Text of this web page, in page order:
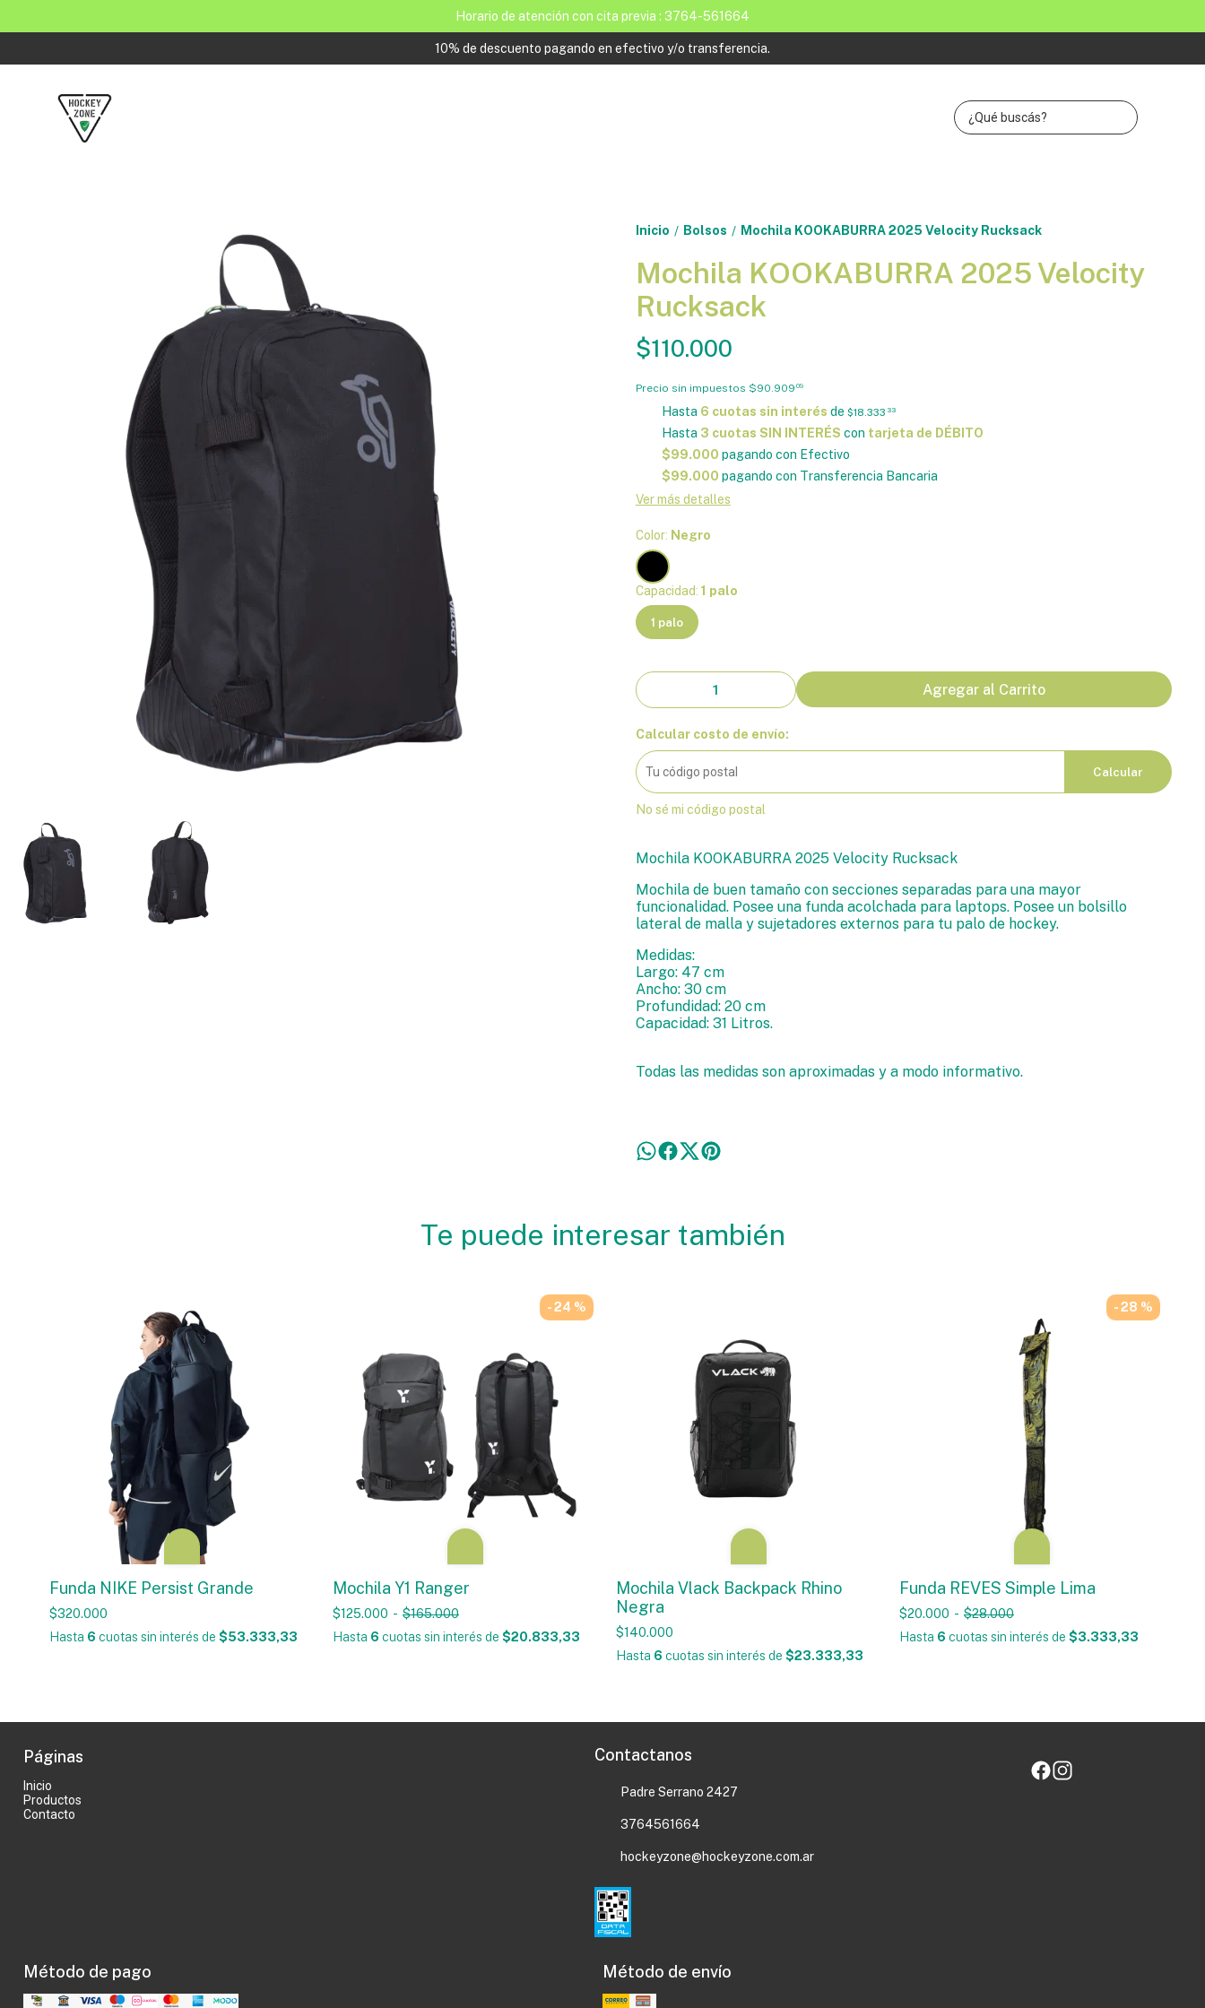
Horario de atención con cita previa : 3764-561664
10% de descuento pagando en efectivo y/o transferencia.
Inicio / Bolsos / Mochila KOOKABURRA 2025 Velocity Rucksack
Mochila KOOKABURRA 2025 Velocity
Rucksack
$110.000
Precio sin impuestos $90.909 09
Hasta 6 cuotas sin interés de $18.333 33
Hasta 3 cuotas SIN INTERÉS con tarjeta de DÉBITO
$99.000 pagando con Efectivo
$99.000 pagando con Transferencia Bancaria
Ver más detalles
Color: Negro
Capacidad: 1 palo
1 palo
Agregar al Carrito
Calcular costo de envío:
Calcular
No sé mi código postal
Mochila KOOKABURRA 2025 Velocity Rucksack
Mochila de buen tamaño con secciones separadas para una mayor
funcionalidad. Posee una funda acolchada para laptops. Posee un bolsillo
lateral de malla y sujetadores externos para tu palo de hockey.
Medidas:
Largo: 47 cm
Ancho: 30 cm
Profundidad: 20 cm
Capacidad: 31 Litros.
Todas las medidas son aproximadas y a modo informativo.
Te puede interesar también
Funda NIKE Persist Grande
$320.000
Hasta 6 cuotas sin interés de $53.333,33
- 24 %
Mochila Y1 Ranger
$125.000 - $165.000
Hasta 6 cuotas sin interés de $20.833,33
Mochila Vlack Backpack Rhino
Negra
$140.000
Hasta 6 cuotas sin interés de $23.333,33
- 28 %
Funda REVES Simple Lima
$20.000 - $28.000
Hasta 6 cuotas sin interés de $3.333,33
Páginas
Inicio
Productos
Contacto
Contactanos
Padre Serrano 2427
3764561664
hockeyzone@hockeyzone.com.ar
Método de pago Método de envío